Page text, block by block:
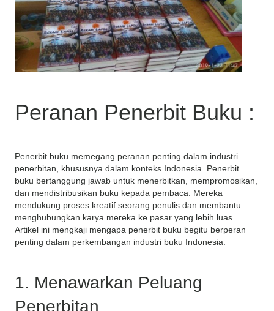
Peranan Penerbit Buku :
Penerbit buku memegang peranan penting dalam industri
penerbitan, khususnya dalam konteks Indonesia. Penerbit
buku bertanggung jawab untuk menerbitkan, mempromosikan,
dan mendistribusikan buku kepada pembaca. Mereka
mendukung proses kreatif seorang penulis dan membantu
menghubungkan karya mereka ke pasar yang lebih luas.
Artikel ini mengkaji mengapa penerbit buku begitu berperan
penting dalam perkembangan industri buku Indonesia.
1. Menawarkan Peluang
Penerbitan